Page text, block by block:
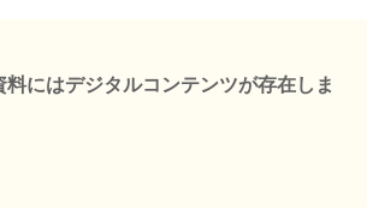
料にはデジタルコンテンツが存在しま